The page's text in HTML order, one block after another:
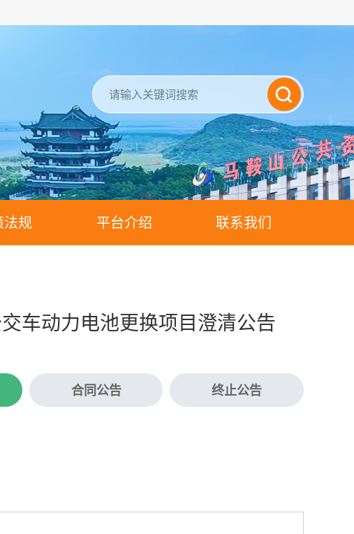
法规 平台介绍 联系我们
车动力电池更换项目澄清公告
合同公告 终止公告